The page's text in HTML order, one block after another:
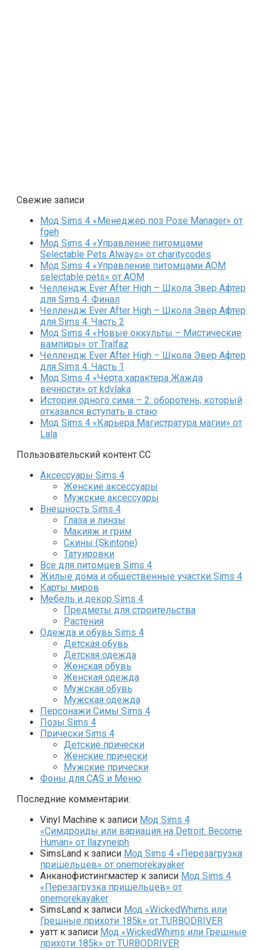
Свежие записи
Мод Sims 4 «Менеджер поз Pose Manager» от
fgeh
Мод Sims 4 «Управление питомцами
Selectable Pets Always» от charitycodes
Мод Sims 4 «Управление питомцами AOM
selectable pets» от AOM
Челлендж Ever After High – Школа Эвер Афтер
для Sims 4. Финал
Челлендж Ever After High – Школа Эвер Афтер
для Sims 4. Часть 2
Мод Sims 4 «Новые оккульты – Мистические
вампиры» от Tralfaz
Челлендж Ever After High – Школа Эвер Афтер
для Sims 4. Часть 1
Мод Sims 4 «Черта характера Жажда
вечности» от kdvlaka
История одного сима – 2: оборотень, который
отказался вступать в стаю
Мод Sims 4 «Карьера Магистратура магии» от
Lala
Пользовательский контент СС
Аксессуары Sims 4
Женские аксессуары
Мужские аксессуары
Внешность Sims 4
Глаза и линзы
Макияж и грим
Скины (Skintone)
Татуировки
Все для питомцев Sims 4
Жилые дома и общественные участки Sims 4
Карты миров
Мебель и декор Sims 4
Предметы для строительства
Растения
Одежда и обувь Sims 4
Детская обувь
Детская одежда
Женская обувь
Женская одежда
Мужская обувь
Мужская одежда
Персонажи Симы Sims 4
Позы Sims 4
Прически Sims 4
Детские прически
Женские прически
Мужские прически
Фоны для CAS и Меню
Последние комментарии:
Vinyl Machine к записи Мод Sims 4
«Симдроиды или вариация на Detroit: Become
Human» от llazyneiph
SimsLand к записи Мод Sims 4 «Перезагрузка
пришельцев» от onemorekayaker
Анканофистингмастер к записи Мод Sims 4
«Перезагрузка пришельцев» от
onemorekayaker
SimsLand к записи Мод «WickedWhims или
Грешные прихоти 185k» от TURBODRIVER
yaтт к записи Мод «WickedWhims или Грешные
прихоти 185k» от TURBODRIVER